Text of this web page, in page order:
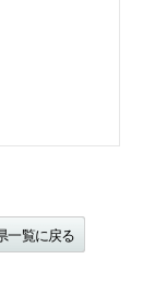
一覧に戻る